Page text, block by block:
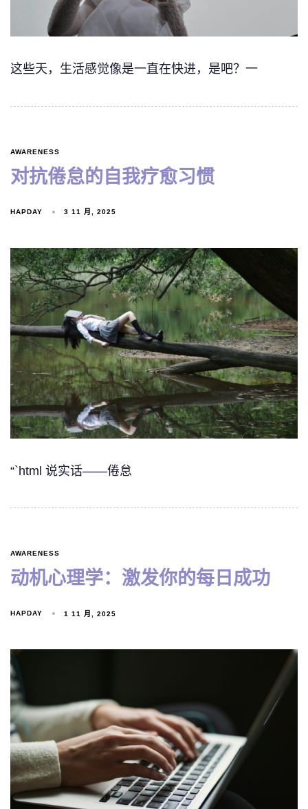
这些天，生活感觉像是一直在快进，是吧？一
AWARENESS
对抗倦怠的自我疗愈习惯
HAPDAY 3 11 月, 2025
“`html 说实话——倦怠
AWARENESS
动机心理学：激发你的每日成功
HAPDAY 1 11 月, 2025